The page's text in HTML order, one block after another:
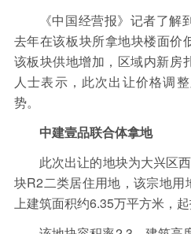
医药健康
文娱 体育
理财
资本市场 资管
保险
今日快评
我们来补课
与老板对话
家族企业
金融科技
数据要素
《中国经营报》记者了
去年在该板块所拿地块楼面价
该板块供地增加，区域内新房
人士表示，此次出让价格调
势。
中建壹品联合体拿地
此次出让的地块为大兴区
块R2二类居住用地，该宗地
上建筑面积约6.35万平方米，起